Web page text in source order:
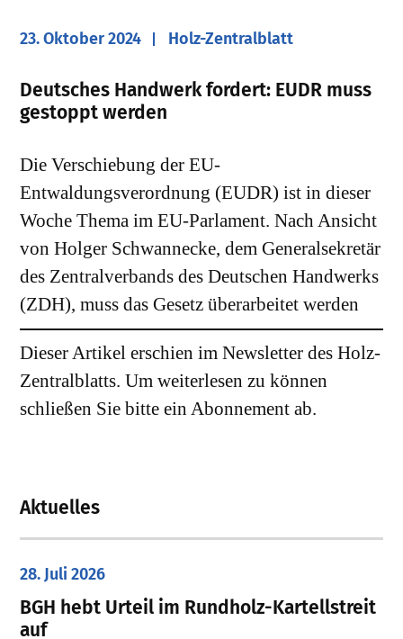
23. Oktober 2024 Holz-Zentralblatt
Deutsches Handwerk fordert: EUDR muss
gestoppt werden
Die Verschiebung der EU-
Entwaldungsverordnung (EUDR) ist in dieser
Woche Thema im EU-Parlament. Nach Ansicht
von Holger Schwannecke, dem Generalsekretär
des Zentralverbands des Deutschen Handwerks
(ZDH), muss das Gesetz überarbeitet werden
Dieser Artikel erschien im Newsletter des Holz-
Zentralblatts. Um weiterlesen zu können
schließen Sie bitte ein Abonnement ab.
Aktuelles
28. Juli 2026
​BGH hebt Urteil im Rundholz-Kartellstreit
auf